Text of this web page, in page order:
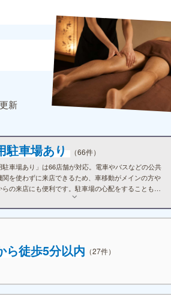
新
駐車場あり （66件）
駐車場あり」は66店舗が対応。電車やバスなどの公共
関を使わずに来店できるため、車移動がメインの方や
らの来店にも便利です。駐車場の心配をすることもな
術前から余裕を持って過ごせるのが魅力です。時間を
ず利用できるため、施術後もゆっくりと過ごしたい方
すめの条件です。
ら徒歩5分以内 （27件）